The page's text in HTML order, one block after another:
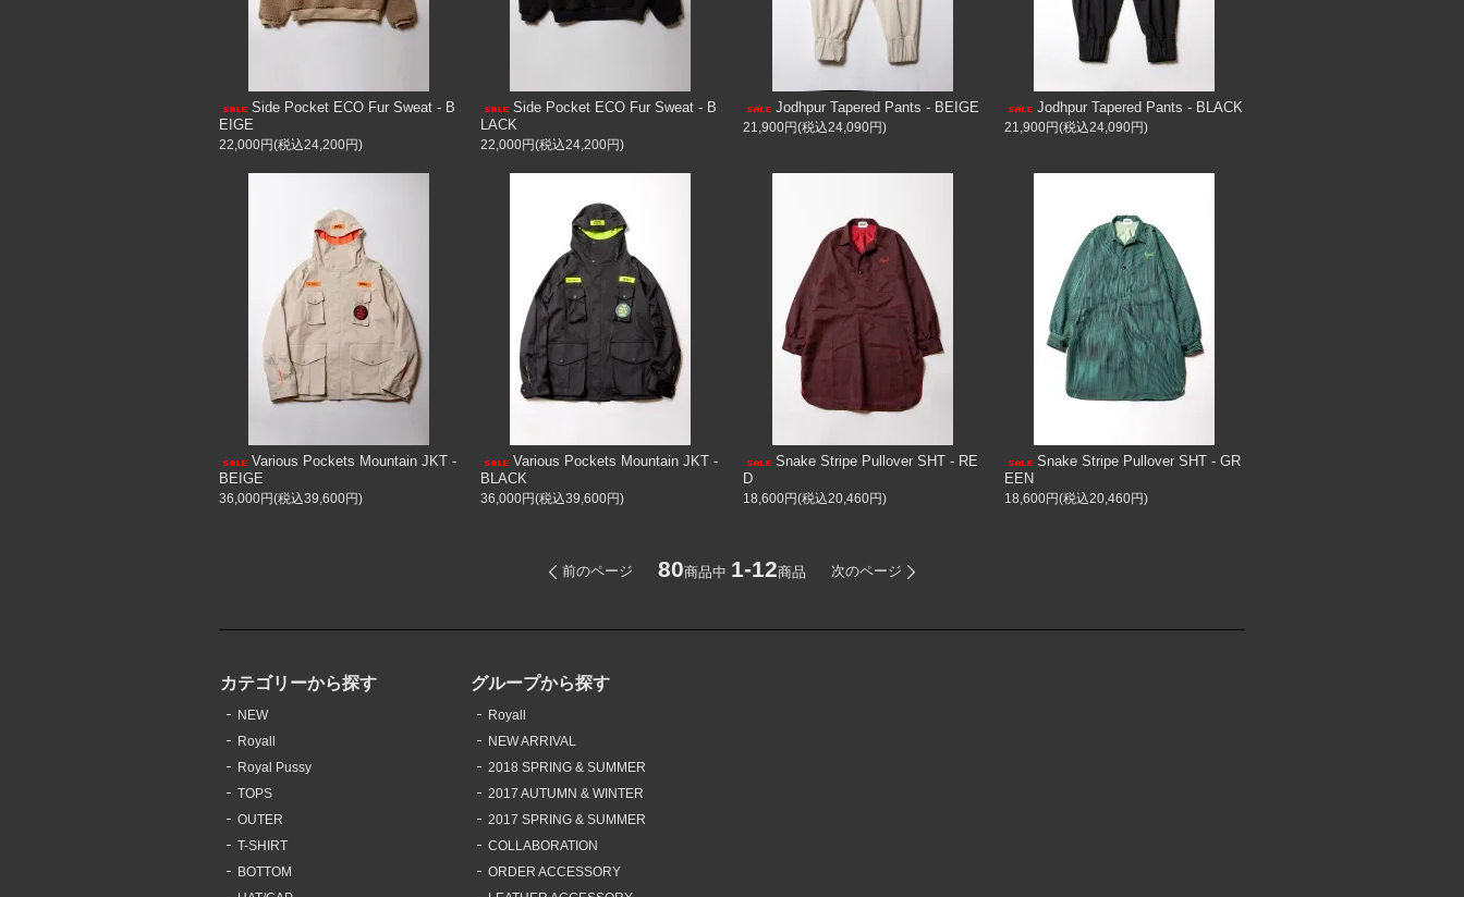
Side Pocket ECO Fur Sweat - B
EIGE
22,000円(税込24,200円)
Side Pocket ECO Fur Sweat - B
LACK
22,000円(税込24,200円)
Jodhpur Tapered Pants - BEIGE
21,900円(税込24,090円)
Jodhpur Tapered Pants - BLACK
21,900円(税込24,090円)
Various Pockets Mountain JKT -
BEIGE
36,000円(税込39,600円)
Various Pockets Mountain JKT -
BLACK
36,000円(税込39,600円)
Snake Stripe Pullover SHT - RE
D
18,600円(税込20,460円)
Snake Stripe Pullover SHT - GR
EEN
18,600円(税込20,460円)
前のページ 80商品中 1-12商品 次のページ
カテゴリーから探す
NEW
Royall
Royal Pussy
TOPS
OUTER
T-SHIRT
BOTTOM
グループから探す
Royall
NEW ARRIVAL
2018 SPRING & SUMMER
2017 AUTUMN & WINTER
2017 SPRING & SUMMER
COLLABORATION
ORDER ACCESSORY